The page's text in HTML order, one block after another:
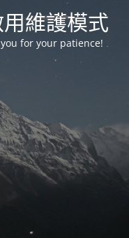
維護模式
for your patience!